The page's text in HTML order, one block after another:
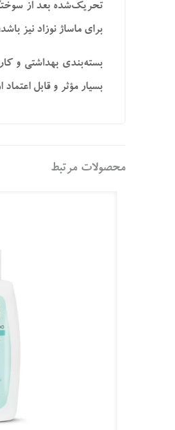
تحریک‌شده بعد از
برای ماساژ نوزاد نیز
بسته‌بندی بهداشتی و
بسیار مؤثر و قابل
محصولات مرتبط